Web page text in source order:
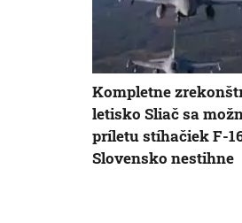
Kompletne
letisko Sliač sa
príletu stíhačiek F-
Slovensko nestihne